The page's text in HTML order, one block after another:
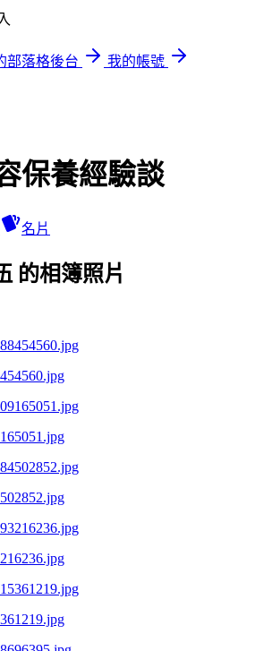
部落格後台
我的帳號
保養經驗談
名片
的相簿照片